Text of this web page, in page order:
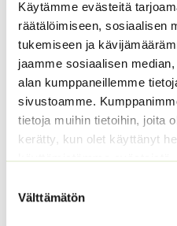
Käytämme evästeitä
räätälöimiseen, sosiaalisen
tukemiseen ja
jaamme sosiaalisen
alan kumppaneillemme
sivustoamme.
tietoja muihin tietoihin, joita
kerätty, kun olet käyttänyt
käyttämistämme evästeistä
valinta
Välttämätön
Itämisaika: 7-14 päivää
Itämislämpötila: 20°C
istutusetäisyys: 30 cm
Sijainti: aurinkoinen
esiviljelyjakso: maaliskuu,
Tutustu myös